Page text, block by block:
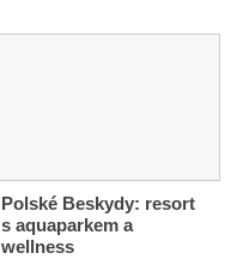
Polské Beskydy: resort
s aquaparkem a
wellness